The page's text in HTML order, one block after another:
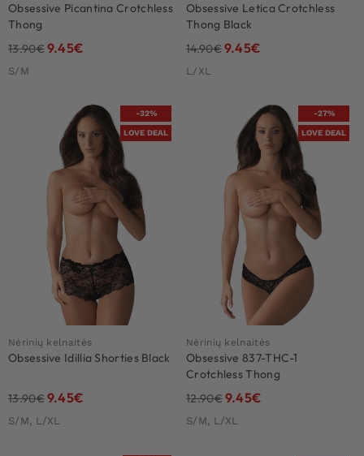
Obsessive Picantina Crotchless
Thong
13.90€9.45€
S/M
Obsessive Letica Crotchless
Thong Black
14.90€9.45€
L/XL
-32%
LOVE DEAL
Nėrinių kelnaitės
Obsessive Idillia Shorties Black
13.90€9.45€
S/M, L/XL
-27%
LOVE DEAL
Nėrinių kelnaitės
Obsessive 837-THC-1
Crotchless Thong
12.90€9.45€
S/M, L/XL